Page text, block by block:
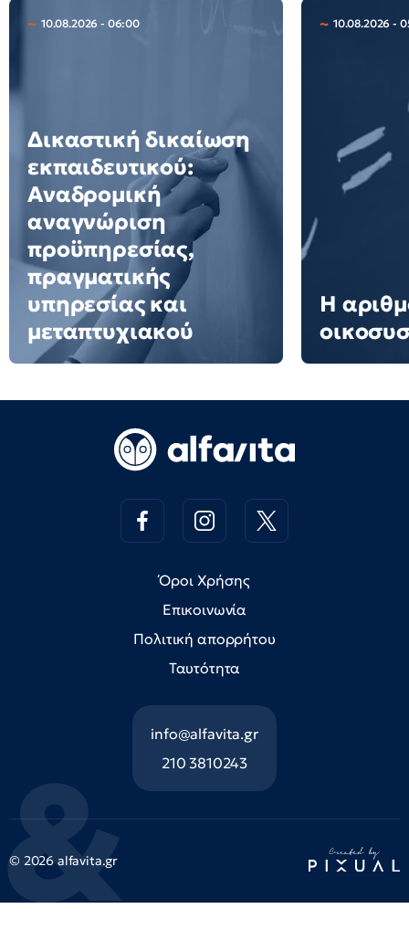
10.08.2026 - 06:00
Δικαστική δικαίωση
εκπαιδευτικού:
Αναδρομική
αναγνώριση
προϋπηρεσίας,
πραγματικής
υπηρεσίας και
μεταπτυχιακού
10.08.2026 -
Η
Όροι Χρήσης
Επικοινωνία
Πολιτική απορρήτου
Ταυτότητα
info@alfavita.gr
210 3810243
© 2026 alfavita.gr